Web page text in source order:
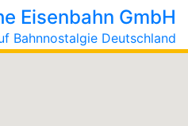
Eisenbahn GmbH
Bahnnostalgie Deutschland